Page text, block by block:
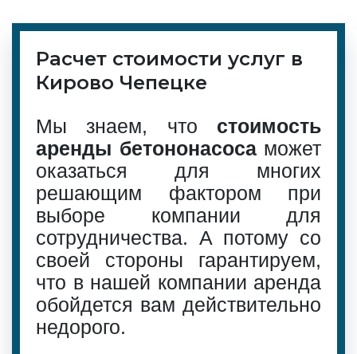
Расчет стоимости услуг в
Кирово Чепецке
Мы знаем, что стоимость
аренды бетононасосаможет
оказаться для многих
решающим фактором при
выборе компании для
сотрудничества. А потому со
своей стороны гарантируем,
что в нашей компании аренда
обойдется вам действительно
недорого.